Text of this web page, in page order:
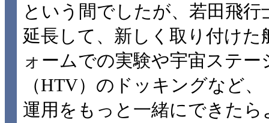
という間でしたが、若田飛
延長して、新しく取り付けた
ォームでの実験や宇宙ステー
（HTV）のドッキングなど
運用をもっと一緒にできた